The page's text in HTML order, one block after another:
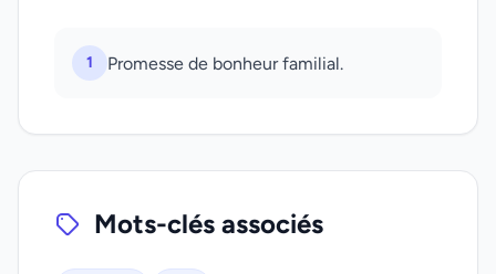
1 Promesse de bonheur familial.
Mots-clés associés